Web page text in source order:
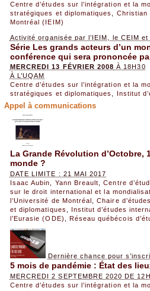
Centre d’études sur l’intégration et la
stratégiques et diplomatiques
Christian
Montréal (IEIM)
Activité organisée par l’IEIM, le CEIM
Série Les grands acteurs d’un
conférence qui sera prononcée
MERCREDI 13 FÉVRIER 2008 À 18H30
À L’UQAM
Centre d’études sur l’intégration et la
stratégiques et diplomatiques , Institut
Appel à communications
La Grande Révolution d’Octobre,
monde ?
DATE LIMITE : 21 MAI 2017
Isaac Aubin
Yann Breault ,Centre
sur le droit international et la
l’Université de Montréal ,Chaire
et diplomatiques
Institut d’études
l’Eurasie (ODE)
Réseau québécois
Dernière chance pour
5 mois de pandémie : État des
MERCREDI 2 SEPTEMBRE 2020 DE
Centre d’études sur l’intégration et la